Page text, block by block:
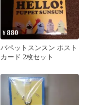
¥880
パペットスンスン ポスト
カード 2枚セット